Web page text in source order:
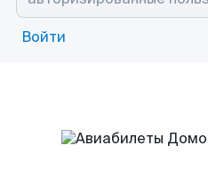
Войти